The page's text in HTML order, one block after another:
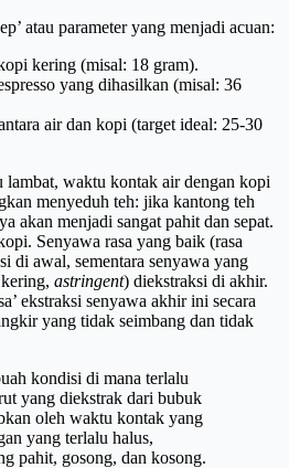
atau parameter yang menjadi acuan:
kering (misal: 18 gram).
yang dihasilkan (misal: 36
air dan kopi (target ideal: 25-30
lambat, waktu kontak air dengan kopi
menyeduh teh: jika kantong teh
akan menjadi sangat pahit dan sepat.
Senyawa rasa yang baik (rasa
di awal, sementara senyawa yang
astringent) diekstraksi di akhir.
ekstraksi senyawa akhir ini secara
yang tidak seimbang dan tidak
kondisi di mana terlalu
yang diekstrak dari bubuk
oleh waktu kontak yang
yang terlalu halus,
pahit, gosong, dan kosong.